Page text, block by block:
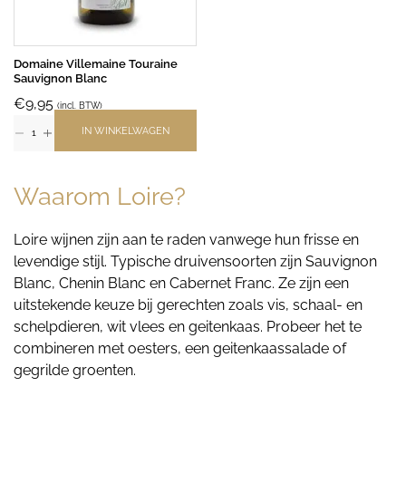
Domaine Villemaine Touraine
Sauvignon Blanc
€9,95 (incl. BTW)
IN WINKELWAGEN
Waarom Loire?
Loire wijnen zijn aan te raden vanwege hun frisse en
levendige stijl. Typische druivensoorten zijn Sauvignon
Blanc, Chenin Blanc en Cabernet Franc. Ze zijn een
uitstekende keuze bij gerechten zoals vis, schaal- en
schelpdieren, wit vlees en geitenkaas. Probeer het te
combineren met oesters, een geitenkaassalade of
gegrilde groenten.